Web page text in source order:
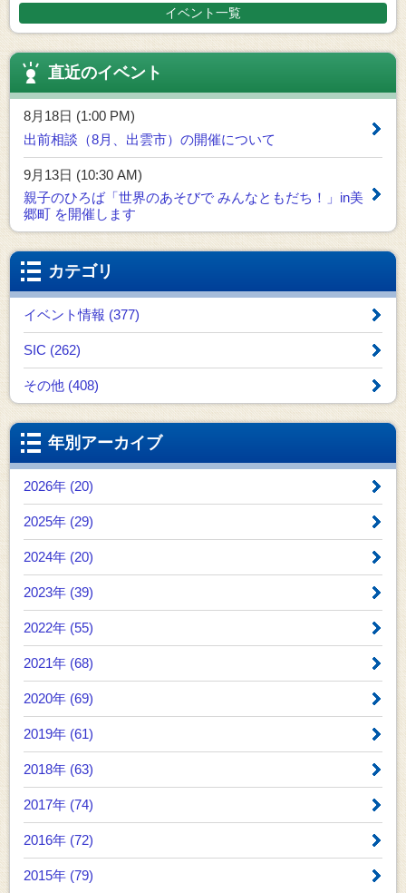
イベント一覧
直近のイベント
8月18日 (1:00 PM)
出前相談（8月、出雲市）の開催について
9月13日 (10:30 AM)
親子のひろば「世界のあそびで みんなともだち！」in美
郷町 を開催します
カテゴリ
イベント情報 (377)
SIC (262)
その他 (408)
年別アーカイブ
2026年 (20)
2025年 (29)
2024年 (20)
2023年 (39)
2022年 (55)
2021年 (68)
2020年 (69)
2019年 (61)
2018年 (63)
2017年 (74)
2016年 (72)
2015年 (79)